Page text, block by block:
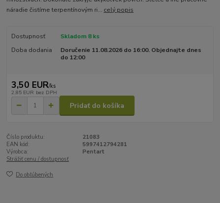
náradie čistíme terpentínovým ri... celý popis
Dostupnosť
Skladom 8 ks
Doba dodania
Doručenie 11.08.2026 do 16:00. Objednajte dnes
do 12:00
3,50 EUR/ks
2,85 EUR bez DPH
Pridať do košíka
Číslo produktu:
21083
EAN kód:
5997412794281
Výrobca:
Pentart
Strážiť cenu / dostupnosť
Do obľúbených